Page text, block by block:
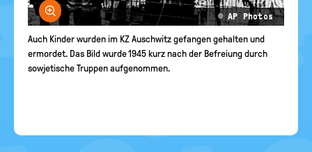
Bild vergrößern
© AP Photos
Auch Kinder wurden im KZ Auschwitz gefangen gehalten und
ermordet. Das Bild wurde 1945 kurz nach der Befreiung durch
sowjetische Truppen aufgenommen.